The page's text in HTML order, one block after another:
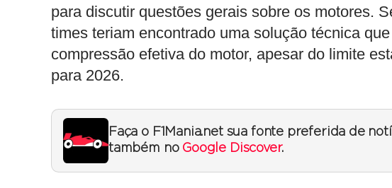
para discutir questões gerais sobre os motores.
times teriam encontrado uma solução técnica
compressão efetiva do motor, apesar do limite
para 2026.
Faça o F1Mania.net sua fonte preferida de
também no Google Discover.